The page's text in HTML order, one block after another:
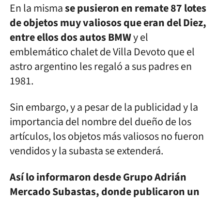
En la mismase pusieron en remate 87 lotes
de objetos muy valiosos que eran del Diez,
entre ellos dos autos BMWy el
emblemático chalet de Villa Devoto que el
astro argentino les regaló a sus padres en
1981.
Sin embargo, y a pesar de la publicidad y la
importancia del nombre del dueño de los
artículos, los objetos más valiosos no fueron
vendidos y la subasta se extenderá.
Así lo informaron desde Grupo Adrián
Mercado Subastas, donde publicaron un